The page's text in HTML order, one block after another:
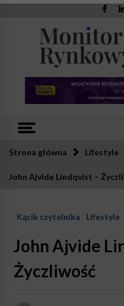
Skip
Strona główna Lifestyle
John Ajvide Lindqvist –
Kącik czytelnika Lifestyle
John Ajvide
Życzliwość